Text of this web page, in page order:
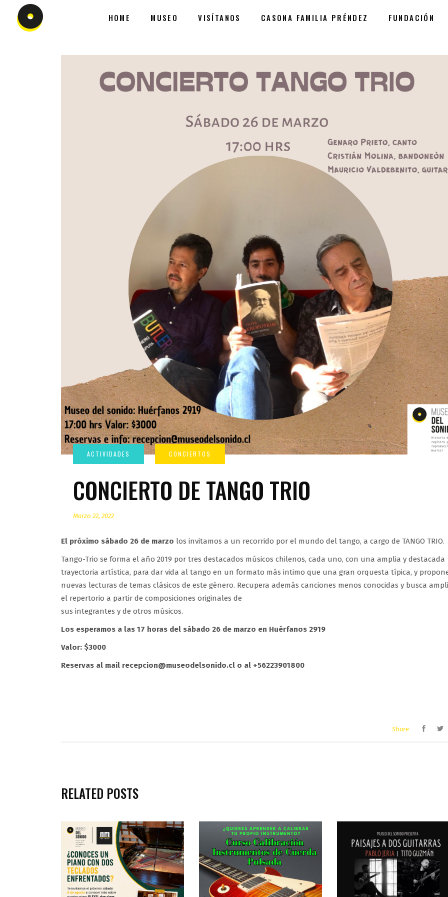
HOME MUSEO VISÍTANOS CASONA FAMILIA PRÉNDEZ FUNDACIÓN
CONCIERTO DE TANGO TRIO
Marzo 22, 2022
El próximo sábado 26 de marzo los invitamos a un recorrido por el mundo del tango, a cargo de TANGO TRIO.
Tango-Trio se forma el año 2019 por tres destacados músicos chilenos, cada uno, con una amplia y destacada
trayectoria artística, para dar vida al tango en un formato más intimo que una gran orquesta típica, y
nuevas lecturas de temas clásicos de este género. Recupera además canciones menos conocidas y busca
el repertorio a partir de composiciones originales de
sus integrantes y de otros músicos.
Los esperamos a las 17 horas del sábado 26 de marzo en Huérfanos 2919
Valor: $3000
Reservas al mail recepcion@museodelsonido.cl o al +56223901800
Share
RELATED POSTS